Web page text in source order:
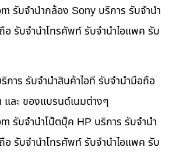
รับจำนำกล้อง Sony บริการ รับจำนำ
อ รับจำนำโทรศัพท์ รับจำนำไอแพค รับ
การ รับจำนำสินค้าไอที รับจำนำมือถือ
และ ของแบรนด์เนมต่างๆ
รับจำนำโน๊ตบุ๊ค HP บริการ รับจำนำ
อ รับจำนำโทรศัพท์ รับจำนำไอแพค รับ